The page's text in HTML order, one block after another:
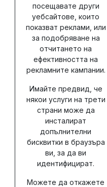
посещавате други
уебсайтове, които
показват реклами, или
за подобряване на
отчитането на
ефективността на
рекламните кампании.
Имайте предвид, че
някои услуги на трети
страни може да
инсталират
допълнителни
бисквитки в браузъра
ви, за да ви
идентифицират.
Можете да откажете